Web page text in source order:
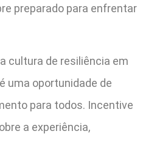
preparado para enfrentar
cultura de resiliência em
uma oportunidade de
para todos. Incentive
a experiência,